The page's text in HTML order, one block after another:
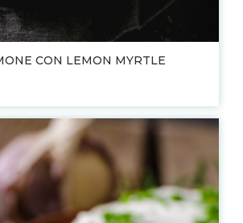
CON LEMON MYRTLE